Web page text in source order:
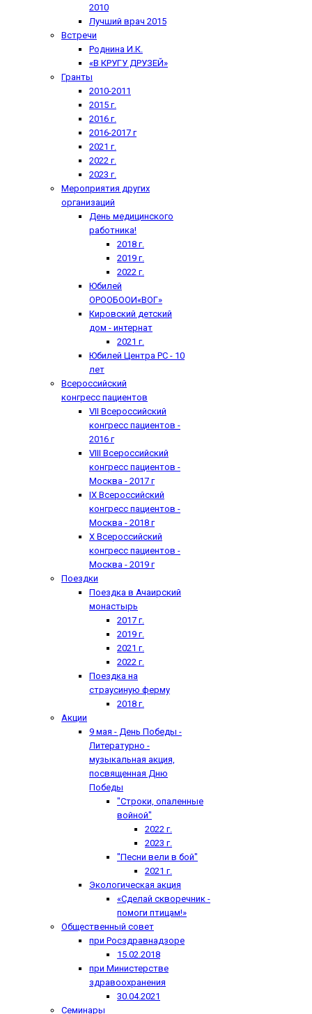
2010
Лучший врач 2015
Встречи
Роднина И.К.
«В КРУГУ ДРУЗЕЙ»
Гранты
2010-2011
2015 г.
2016 г.
2016-2017 г
2021 г.
2022 г.
2023 г.
Мероприятия других
организаций
День медицинского
работника!
2018 г.
2019 г.
2022 г.
Юбилей
ОРООБООИ«ВОГ»
Кировский детский
дом - интернат
2021 г.
Юбилей Центра РС - 10
лет
Всероссийский
конгресс пациентов
VII Всероссийский
конгресс пациентов -
2016 г
VIII Всероссийский
конгресс пациентов -
Москва - 2017 г
IX Всероссийский
конгресс пациентов -
Москва - 2018 г
X Всероссийский
конгресс пациентов -
Москва - 2019 г
Поездки
Поездка в Ачаирский
монастырь
2017 г.
2019 г.
2021 г.
2022 г.
Поездка на
страусиную ферму
2018 г.
Акции
9 мая - День Победы -
Литературно -
музыкальная акция,
посвященная Дню
Победы
"Строки, опаленные
войной"
2022 г.
2023 г.
"Песни вели в бой"
2021 г.
Экологическая акция
«Сделай скворечник -
помоги птицам!»
Общественный совет
при Росздравнадзоре
15.02.2018
при Министерстве
здравоохранения
30.04.2021
Семинары